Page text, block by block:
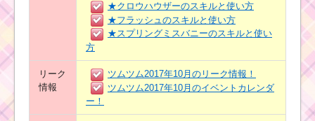
★クロウハウザーのスキルと使い方
★フラッシュのスキルと使い方
★スプリングミスバニーのスキルと使い
方
リーク
情報
ツムツム2017年10月のリーク情報！
ツムツム2017年10月のイベントカレンダ
ー！